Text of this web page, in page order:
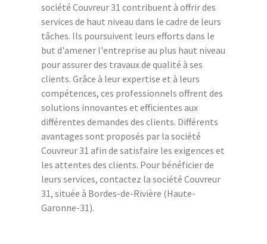
société Couvreur 31 contribuent à offrir des
services de haut niveau dans le cadre de leurs
tâches. Ils poursuivent leurs efforts dans le
but d'amener l'entreprise au plus haut niveau
pour assurer des travaux de qualité à ses
clients. Grâce à leur expertise et à leurs
compétences, ces professionnels offrent des
solutions innovantes et efficientes aux
différentes demandes des clients. Différents
avantages sont proposés par la société
Couvreur 31 afin de satisfaire les exigences et
les attentes des clients. Pour bénéficier de
leurs services, contactez la société Couvreur
31, située à Bordes-de-Rivière (Haute-
Garonne-31).